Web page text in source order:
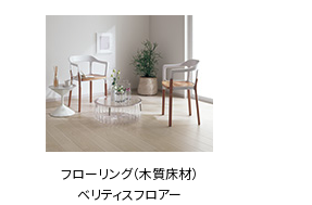
フローリング（木質床材）
ベリティスフロアー